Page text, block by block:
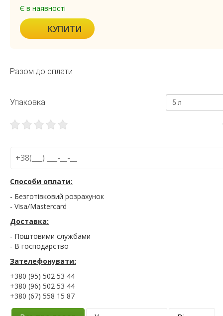
Є в наявності
КУПИТИ
Разом до сплати
Упаковка 5 л
Способи оплати:
- Безготівковий розрахунок
- Visa/Mastercard
Доставка:
- Поштовими службами
- В господарство
Зателефонувати:
+380 (95) 502 53 44
+380 (96) 502 53 44
+380 (67) 558 15 87